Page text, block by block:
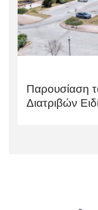
Παρουσίαση
Διατριβών